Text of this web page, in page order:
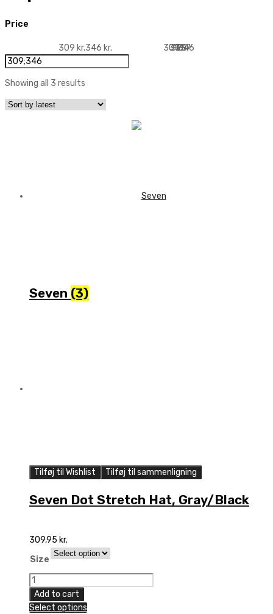
Price
309 kr.346 kr. 309
318
328
337
346
Showing all 3 results
Seven (3)
Tilføj til Wishlist Tilføj til sammenligning
Seven Dot Stretch Hat, Gray/Black
309,95 kr.
Size
Seven
Dot
Stretch
Add to cart
Select options